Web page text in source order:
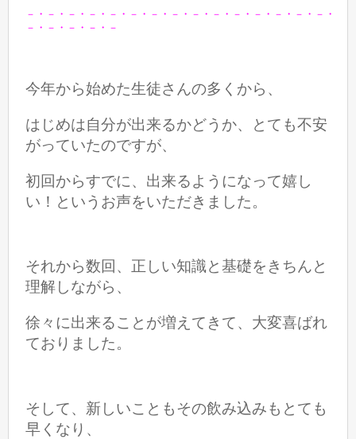
－・－・－・－・－・－・－・－・－・－・－・－・－・－・－・
－・－・－・－・－
今年から始めた生徒さんの多くから、
はじめは自分が出来るかどうか、とても不安
がっていたのですが、
初回からすでに、出来るようになって嬉し
い！というお声をいただきました。
それから数回、正しい知識と基礎をきちんと
理解しながら、
徐々に出来ることが増えてきて、大変喜ばれ
ておりました。
そして、新しいこともその飲み込みもとても
早くなり、